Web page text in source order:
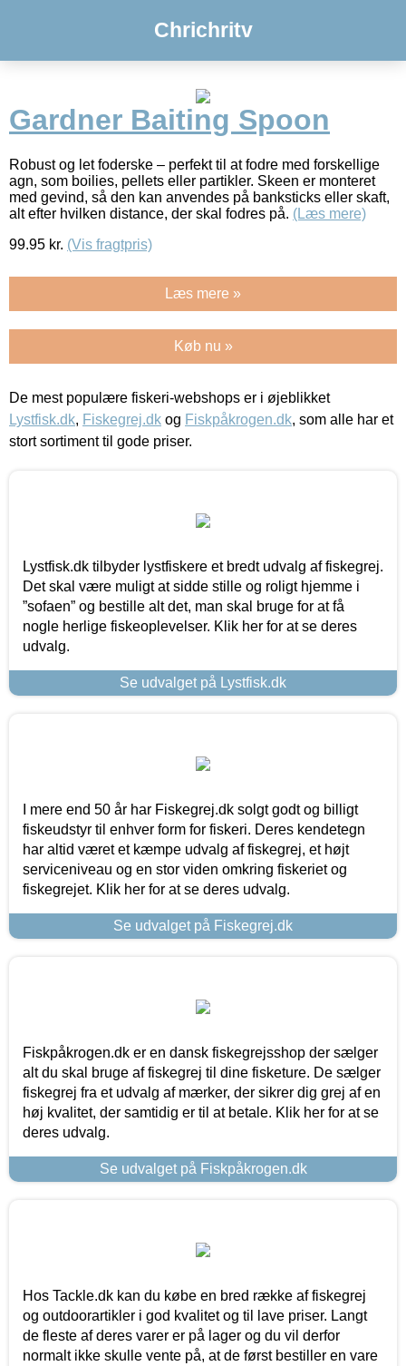
Chrichritv
Gardner Baiting Spoon
Robust og let foderske – perfekt til at fodre med forskellige
agn, som boilies, pellets eller partikler. Skeen er monteret
med gevind, så den kan anvendes på banksticks eller skaft,
alt efter hvilken distance, der skal fodres på. (Læs mere)
99.95 kr. (Vis fragtpris)
Læs mere »
Køb nu »
De mest populære fiskeri-webshops er i øjeblikket
Lystfisk.dk, Fiskegrej.dk og Fiskpåkrogen.dk, som alle har et
stort sortiment til gode priser.
Lystfisk.dk tilbyder lystfiskere et bredt udvalg af fiskegrej.
Det skal være muligt at sidde stille og roligt hjemme i
”sofaen” og bestille alt det, man skal bruge for at få
nogle herlige fiskeoplevelser. Klik her for at se deres
udvalg.
Se udvalget på Lystfisk.dk
I mere end 50 år har Fiskegrej.dk solgt godt og billigt
fiskeudstyr til enhver form for fiskeri. Deres kendetegn
har altid været et kæmpe udvalg af fiskegrej, et højt
serviceniveau og en stor viden omkring fiskeriet og
fiskegrejet. Klik her for at se deres udvalg.
Se udvalget på Fiskegrej.dk
Fiskpåkrogen.dk er en dansk fiskegrejsshop der sælger
alt du skal bruge af fiskegrej til dine fisketure. De sælger
fiskegrej fra et udvalg af mærker, der sikrer dig grej af en
høj kvalitet, der samtidig er til at betale. Klik her for at se
deres udvalg.
Se udvalget på Fiskpåkrogen.dk
Hos Tackle.dk kan du købe en bred række af fiskegrej
og outdoorartikler i god kvalitet og til lave priser. Langt
de fleste af deres varer er på lager og du vil derfor
normalt ikke skulle vente på, at de først bestiller en vare